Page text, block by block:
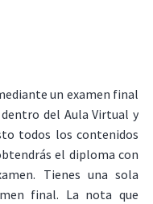
un examen final
del Aula Virtual y
todos los contenidos
el diploma con
Tienes una sola
final. La nota que